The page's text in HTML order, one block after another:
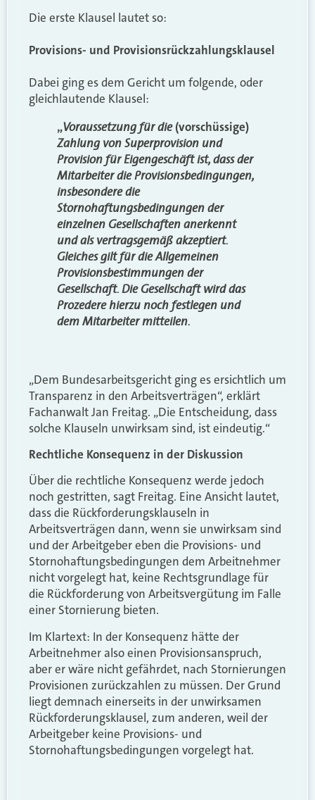
Die erste Klausel lautet so:
Provisions- und Provisionsrückzahlungsklausel
Dabei ging es dem Gericht um folgende, oder
gleichlautende Klausel:
„Voraussetzung für die(vorschüssige)
Zahlung von Superprovision und
Provision für Eigengeschäft ist, dass der
Mitarbeiter die Provisionsbedingungen,
insbesondere die
Stornohaftungsbedingungen der
einzelnen Gesellschaften anerkennt
und als vertragsgemäß akzeptiert.
Gleiches gilt für die Allgemeinen
Provisionsbestimmungen der
Gesellschaft. Die Gesellschaft wird das
Prozedere hierzu noch festlegen und
dem Mitarbeiter mitteilen.
„Dem Bundesarbeitsgericht ging es ersichtlich um
Transparenz in den Arbeitsverträgen“, erklärt
Fachanwalt Jan Freitag. „Die Entscheidung, dass
solche Klauseln unwirksam sind, ist eindeutig.“
Rechtliche Konsequenz in der Diskussion
Über die rechtliche Konsequenz werde jedoch
noch gestritten, sagt Freitag. Eine Ansicht lautet,
dass die Rückforderungsklauseln in
Arbeitsverträgen dann, wenn sie unwirksam sind
und der Arbeitgeber eben die Provisions- und
Stornohaftungsbedingungen dem Arbeitnehmer
nicht vorgelegt hat, keine Rechtsgrundlage für
die Rückforderung von Arbeitsvergütung im Falle
einer Stornierung bieten.
Im Klartext: In der Konsequenz hätte der
Arbeitnehmer also einen Provisionsanspruch,
aber er wäre nicht gefährdet, nach Stornierungen
Provisionen zurückzahlen zu müssen. Der Grund
liegt demnach einerseits in der unwirksamen
Rückforderungsklausel, zum anderen, weil der
Arbeitgeber keine Provisions- und
Stornohaftungsbedingungen vorgelegt hat.